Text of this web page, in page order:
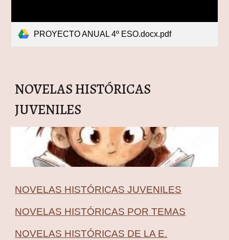
PROYECTO ANUAL 4º ESO.docx.pdf
NOVELAS HISTÓRICAS
JUVENILES
NOVELAS HISTÓRICAS JUVENILES
NOVELAS HISTÓRICAS POR TEMAS
NOVELAS HISTÓRICAS DE LA E.